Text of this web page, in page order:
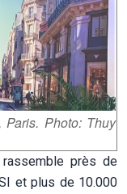
Paris. Photo: Thuy
près de
et plus de 10.000